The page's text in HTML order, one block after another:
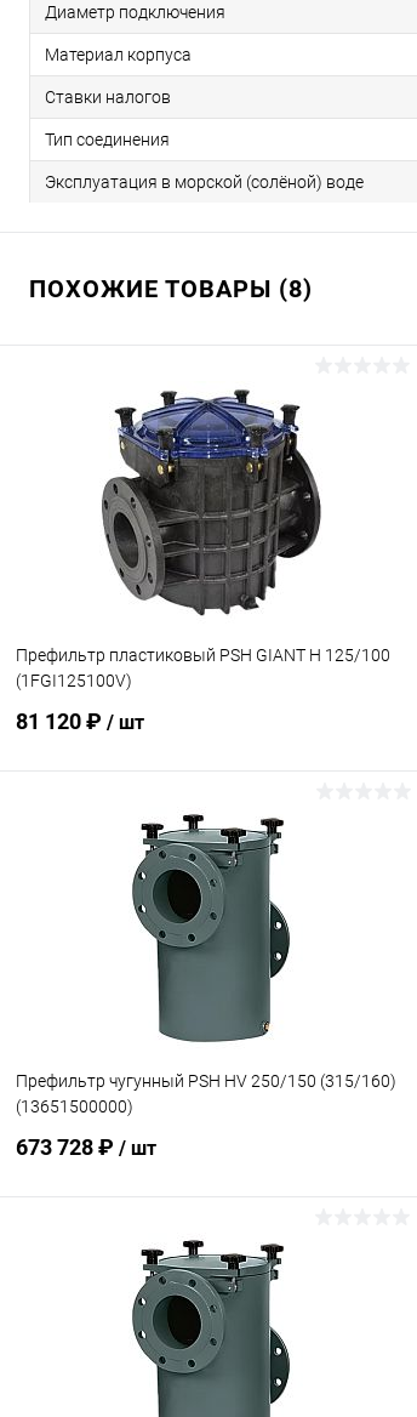
Диаметр подключения
Материал корпуса
Ставки налогов
Тип соединения
Эксплуатация в морской (солёной) воде
ПОХОЖИЕ ТОВАРЫ (8)
Префильтр пластиковый PSH GIANT Н 125/100
(1FGI125100V)
81 120 ₽ / шт
В корзину
Под заказ
Префильтр чугунный PSH HV 250/150 (315/160)
(13651500000)
673 728 ₽ / шт
В корзину
Под заказ